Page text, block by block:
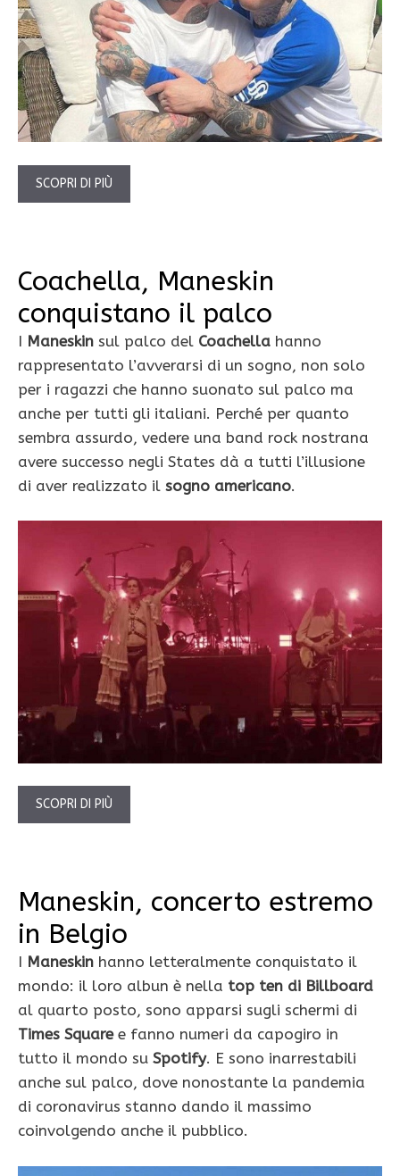
SCOPRI DI PIÙ
Coachella, Maneskin
conquistano il palco
I Maneskin sul palco del Coachella hanno
rappresentato l’avverarsi di un sogno, non solo
per i ragazzi che hanno suonato sul palco ma
anche per tutti gli italiani. Perché per quanto
sembra assurdo, vedere una band rock nostrana
avere successo negli States dà a tutti l’illusione
di aver realizzato il sogno americano.
SCOPRI DI PIÙ
Maneskin, concerto estremo
in Belgio
I Maneskin hanno letteralmente conquistato il
mondo: il loro albun è nella top ten di Billboard
al quarto posto, sono apparsi sugli schermi di
Times Squaree fanno numeri da capogiro in
tutto il mondo su Spotify. E sono inarrestabili
anche sul palco, dove nonostante la pandemia
di coronavirus stanno dando il massimo
coinvolgendo anche il pubblico.